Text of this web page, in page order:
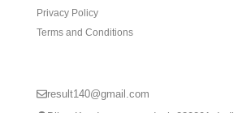
Privacy Policy
Terms and Conditions
result140@gmail.com